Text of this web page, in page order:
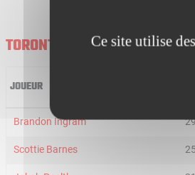
TORONTO RAPTORS
JOUEUR
Brandon Ingram
Scottie Barnes 25
Ce site utilise